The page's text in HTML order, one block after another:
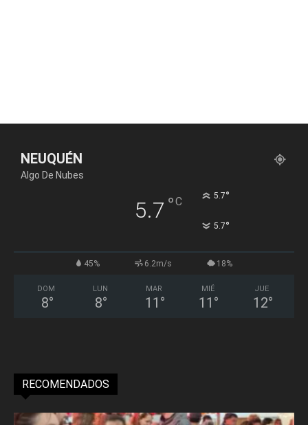
NEUQUÉN
Algo De Nubes
5.7 °C 5.7°
5.7°
45% 6.2m/s 18%
DOM
8°
LUN
8°
MAR
11 °
MIÉ
11 °
JUE
12°
RECOMENDADOS